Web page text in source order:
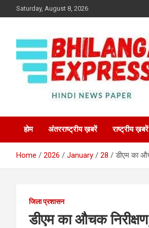
to
Saturday, August 8, 2026
Bhilangana
होम अंतरराष्ट्रीय ख़बरें राष्ट्रीय ख़बरें
Home 2026 January 28 डीएम का
जिला प्रशासन
डीएम का औचक